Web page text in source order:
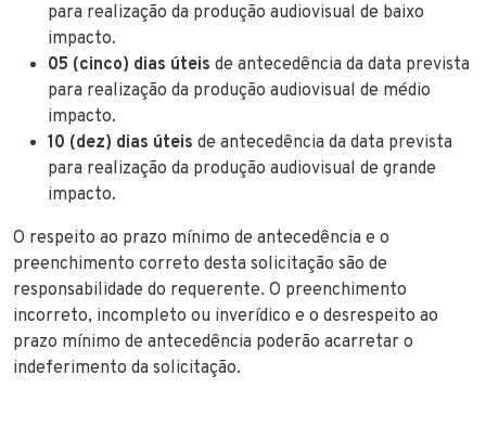
para realização da produção audiovisual de baixo
impacto.
05 (cinco) dias úteis de antecedência da data prevista
para realização da produção audiovisual de médio
impacto.
10 (dez) dias úteis de antecedência da data prevista
para realização da produção audiovisual de grande
impacto.
O respeito ao prazo mínimo de antecedência e o
preenchimento correto desta solicitação são de
responsabilidade do requerente. O preenchimento
incorreto, incompleto ou inverídico e o desrespeito ao
prazo mínimo de antecedência poderão acarretar o
indeferimento da solicitação.